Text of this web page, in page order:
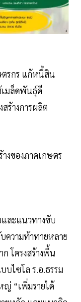
ตรกร แก้หนี้สิน
เมล็ดพันธุ์ดี
ร้างการผลิต
งของภาคเกษตร
ละแนวทางขับ
ความท้าทายหลาย
โครงสร้างพื้น
บไซโล ร.อ.ธรรม
ญ่ “เพิ่มรายได้